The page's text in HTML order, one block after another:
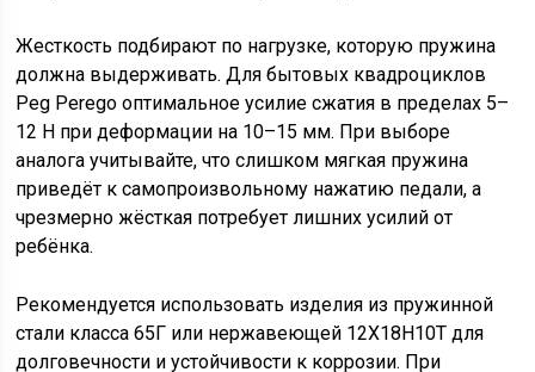
Жесткость подбирают по нагрузке, которую пружина
должна выдерживать. Для бытовых квадроциклов
Peg Perego оптимальное усилие сжатия в пределах 5–
12 Н при деформации на 10–15 мм. При выборе
аналога учитывайте, что слишком мягкая пружина
приведёт к самопроизвольному нажатию педали, а
чрезмерно жёсткая потребует лишних усилий от
ребёнка.
Рекомендуется использовать изделия из пружинной
стали класса 65Г или нержавеющей 12Х18Н10Т для
долговечности и устойчивости к коррозии. При